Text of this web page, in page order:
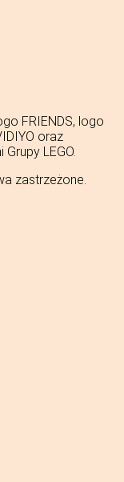
FRIENDS, logo
oraz
LEGO.
zastrzeżone.